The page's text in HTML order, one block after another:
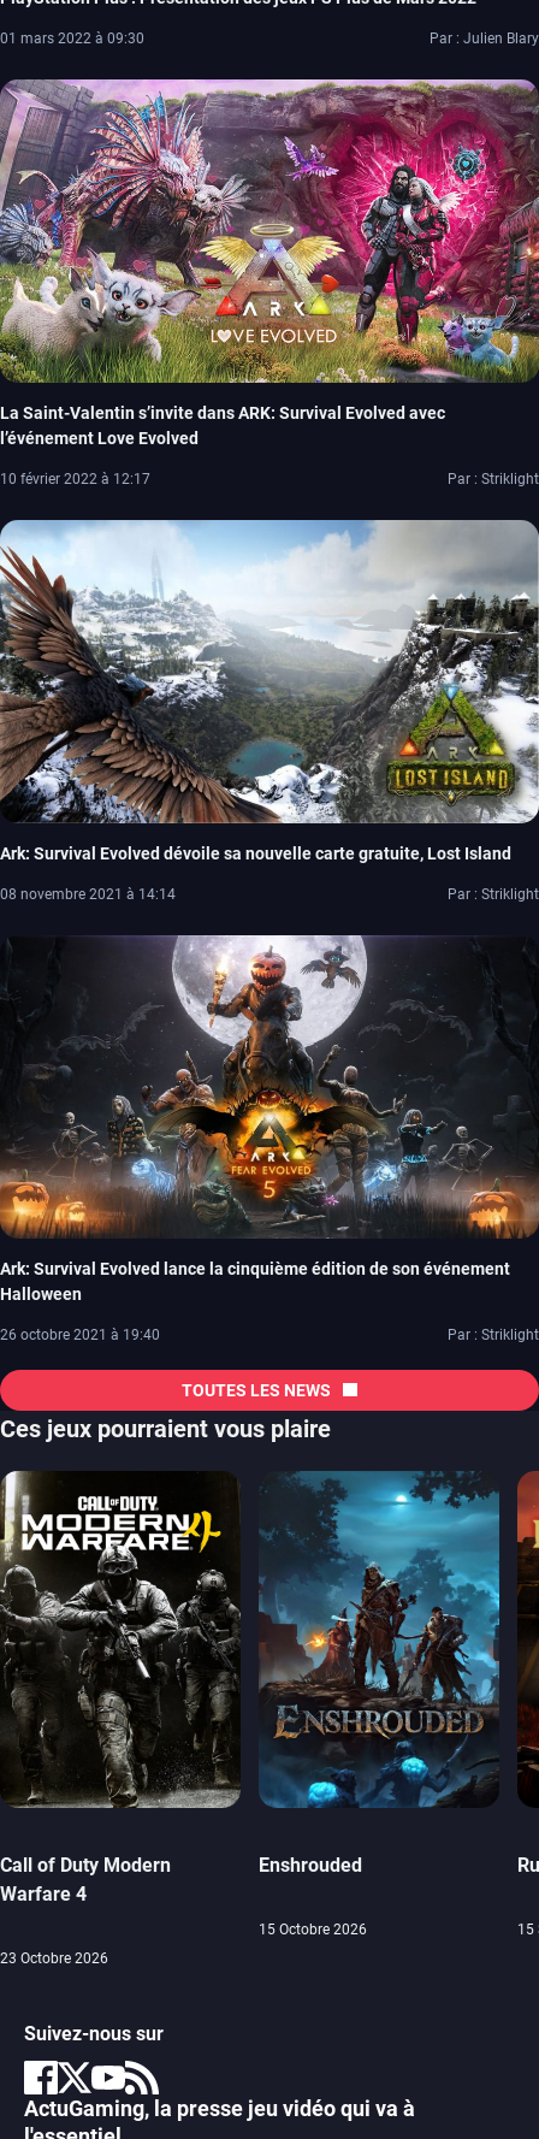
01 mars 2022 à 09:30 Par : Julien Blary
La Saint-Valentin s’invite dans ARK: Survival Evolved avec
l’événement Love Evolved
10 février 2022 à 12:17 Par : Striklight
Ark: Survival Evolved dévoile sa nouvelle carte gratuite, Lost Island
08 novembre 2021 à 14:14 Par : Striklight
Ark: Survival Evolved lance la cinquième édition de son événement
Halloween
26 octobre 2021 à 19:40 Par : Striklight
TOUTES LES NEWS
Ces jeux pourraient vous plaire
Call of Duty Modern
Warfare 4
23 Octobre 2026
Enshrouded
15 Octobre 2026 15
Suivez-nous sur
ActuGaming, la presse jeu vidéo qui va à